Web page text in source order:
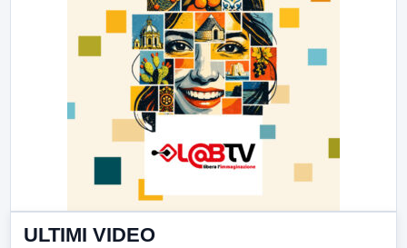
ULTIMI VIDEO